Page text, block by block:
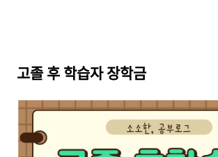
고졸 후 학습자 장학금